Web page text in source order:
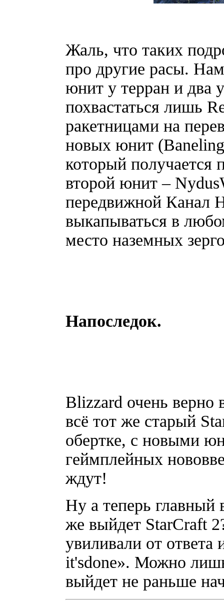
Жаль, что таких
про другие расы.
юнит у терран и два
похвастаться лишь
ракетницами на
новых юнит
который получается
второй юнит –
передвижной Канал
выкапываться в
место наземных
Напоследок.
Blizzard очень верно
всё тот же старый
обертке, с новыми
геймплейных
ждут!
Ну а теперь главный
же выйдет StarCraft
увиливали от
it'sdone». Можно
выйдет не раньше